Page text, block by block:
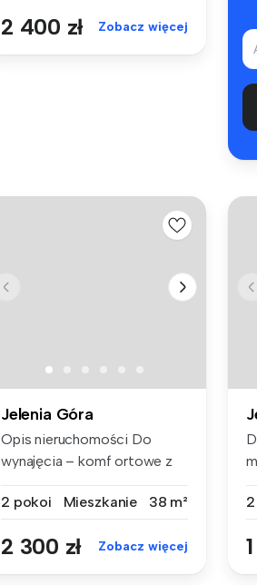
2 400 zł Zobacz więcej
Jelenia Góra
Opis nieruchomości Do
wynajęcia – komf ortowe z
2 pokoi
Mieszkanie 38 m²
2 300 zł Zobacz więcej